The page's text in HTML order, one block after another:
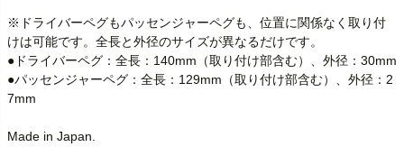
※ドライバーペグもパッセンジャーペグも、位置に関係なく取り付
けは可能です。全長と外径のサイズが異なるだけです。
●ドライバーペグ：全長：140mm（取り付け部含む）、外径：30mm
●パッセンジャーペグ：全長：129mm（取り付け部含む）、外径：2
7mm
Made in Japan.